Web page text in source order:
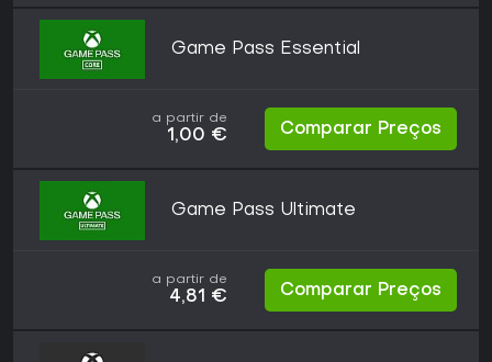
Game Pass Essential
a partir de
1,00 € Comparar Preços
Game Pass Ultimate
a partir de
4,81 € Comparar Preços